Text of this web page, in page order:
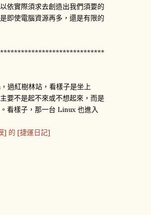
依實際須求去創造出我們須要的
即使電腦資源再多，還是有限的
過紅樹林站，看樣子是坐上
要不是起不來或不想起來，而是
看樣子，那一台 Linux 也進入
] 的 [捷運日記]